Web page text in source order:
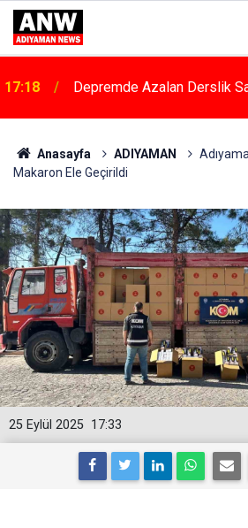
17:18 Depremde Azalan Derslik
Anasayfa ADIYAMAN
Makaron Ele Geçirildi
17:33
25 Eylül 2025